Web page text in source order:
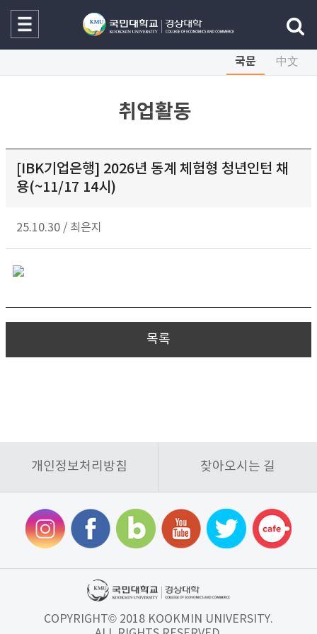
국문 中文
취업활동
[IBK기업은행] 2026년 동계 체험형 청년인턴 채
용(~11/17 14시)
25.10.30 / 최은지
목록
개인정보처리방침 찾아오시는 길
COPYRIGHT© 2018 KOOKMIN UNIVERSITY.